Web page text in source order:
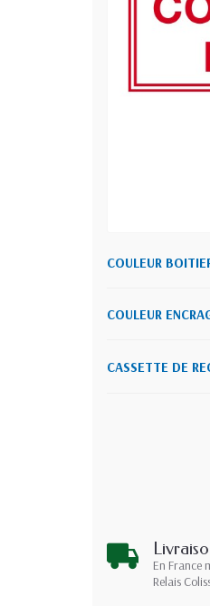
COULEUR
COULEUR
CASSETTE DE
En France
Relais